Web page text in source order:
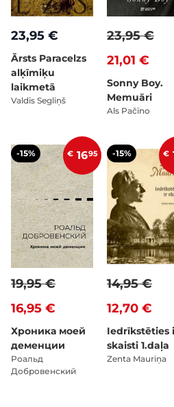
23,95 €
Ārsts Paracelzs
alķīmiķu
laikmetā
Valdis Segliņš
21,01 €
23,95 €
Sonny Boy.
Memuāri
Als Pačīno
-15% € 1695
16,95 €
19,95 €
Хроника моей
деменции
Pоальд
Добровенский
-15% €
12,70 €
14,95 €
Iedrīkstēties
skaisti 1.daļa
Zenta Mauriņa